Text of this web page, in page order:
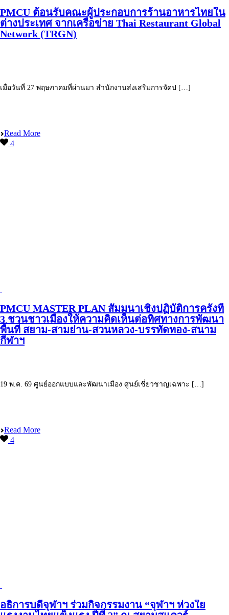
PMCU ต้อนรับคณะผู้ประกอบการร้านอาหารไทยใน
ต่างประเทศ จากเครือข่าย Thai Restaurant Global
Network (TRGN)
เมื่อวันที่ 27 พฤษภาคมที่ผ่านมา สำนักงานส่งเสริมการจัดป […]
Read More
4
PMCU MASTER PLAN สัมมนาเชิงปฏิบัติการครั้งที่
3 ชวนชาวเมืองให้ความคิดเห็นต่อทิศทางการพัฒนา
พื้นที่ สยาม-สามย่าน-สวนหลวง-บรรทัดทอง-สนาม
กีฬาฯ
19 พ.ค. 69 ศูนย์ออกแบบและพัฒนาเมือง ศูนย์เชี่ยวชาญเฉพาะ […]
Read More
4
อธิการบดีจุฬาฯ ร่วมกิจกรรมงาน “จุฬาฯ ห่วงใย